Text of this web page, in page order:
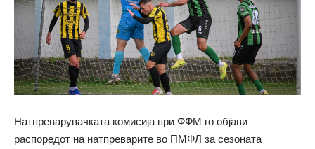
Натпреварувачката комисија при ФФМ го објави
распоредот на натпреварите во ПМФЛ за сезоната